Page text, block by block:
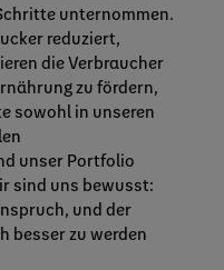
unternommen.
reduziert,
die Verbraucher
zu fördern,
sowohl in unseren
unser Portfolio
sind uns bewusst:
und der
besser zu werden